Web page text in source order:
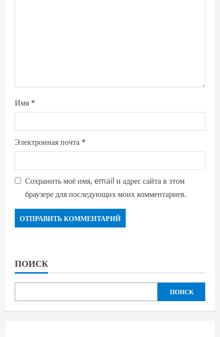
Имя*
Электронная почта*
Сохранить моё имя, email и адрес сайта в этом
браузере для последующих моих комментариев.
ПОИСК
ПОИСК